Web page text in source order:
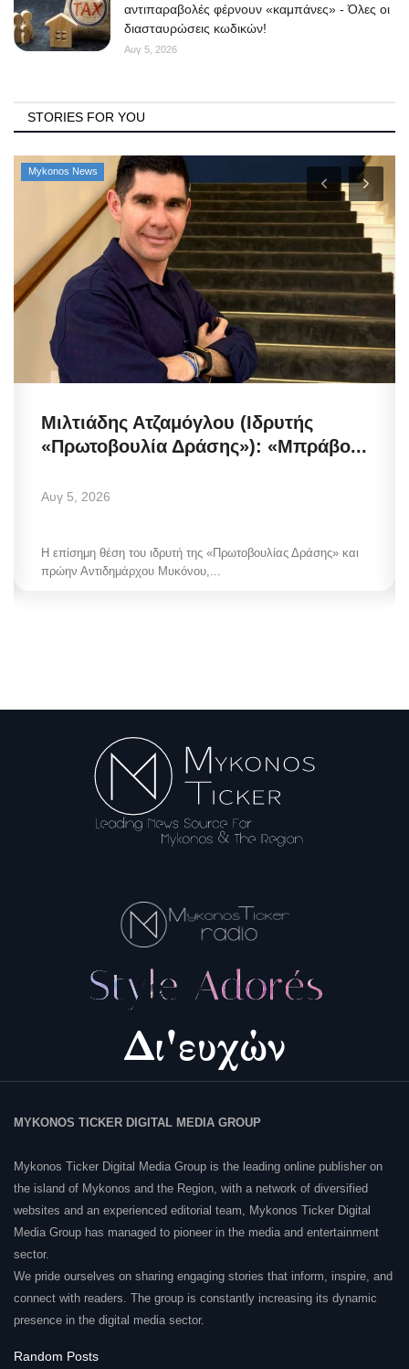
αντιπαραβολές φέρνουν «καμπάνες» - Όλες οι
διασταυρώσεις κωδικών!
Αυγ 5, 2026
STORIES FOR YOU
Mykonos News
Μιλτιάδης Ατζαμόγλου (Ιδρυτής
«Πρωτοβουλία Δράσης»): «Μπράβο...
Αυγ 5, 2026
Η επίσημη θέση του ιδρυτή της «Πρωτοβουλίας Δράσης» και
πρώην Αντιδημάρχου Μυκόνου,...
MYKONOS TICKER DIGITAL MEDIA GROUP
Mykonos Ticker Digital Media Group is the leading online publisher on
the island of Mykonos and the Region, with a network of diversified
websites and an experienced editorial team, Mykonos Ticker Digital
Media Group has managed to pioneer in the media and entertainment
sector.
We pride ourselves on sharing engaging stories that inform, inspire, and
connect with readers. The group is constantly increasing its dynamic
presence in the digital media sector.
Random Posts